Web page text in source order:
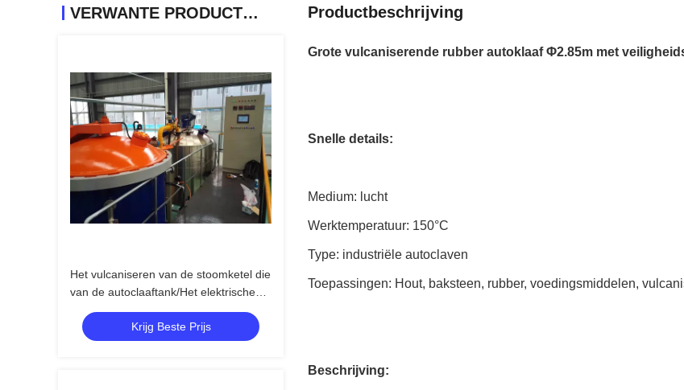
VERWANTE PRODUCTEN
Het vulcaniseren van de stoomketel die
van de autoclaaftank/Het elektrische
het verwarmen directe en indirecte
stoom verwarmen verwarmen
Krijg Beste Prijs
Productbeschrijving
Grote vulcaniserende rubber autoklaaf Φ2.85m met
Snelle details:
Medium: lucht
Werktemperatuur: 150°C
Type: industriële autoclaven
Toepassingen: Hout, baksteen, rubber, voedingsmiddelen,
Beschrijving: